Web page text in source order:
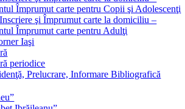
Împrumut carte pentru Copii şi Adolescenţi
şi Împrumut carte la domiciliu –
Împrumut carte pentru Adulţi
Iaşi
periodice
Prelucrare, Informare Bibliografică